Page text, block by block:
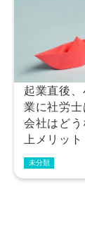
起業直後
業に社労
会社はど
上メリット
未分類